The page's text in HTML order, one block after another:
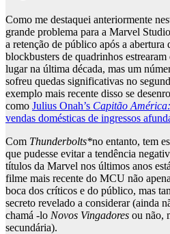
Como me destaquei anteriormente
grande problema para a Marvel
a retenção de público após a abertura
blockbusters de quadrinhos
lugar na última década, mas um
sofreu quedas significativas no
exemplo mais recente disso se
como Julius Onah’s Capitão
vendas domésticas de ingressos
Com Thunderbolts*no entanto, tem
que pudesse evitar a tendência
títulos da Marvel nos últimos anos
filme mais recente do MCU não
boca dos críticos e do público, mas
secreto revelado a considerar (ainda
chamá -lo Novos Vingadores ou não,
secundária).